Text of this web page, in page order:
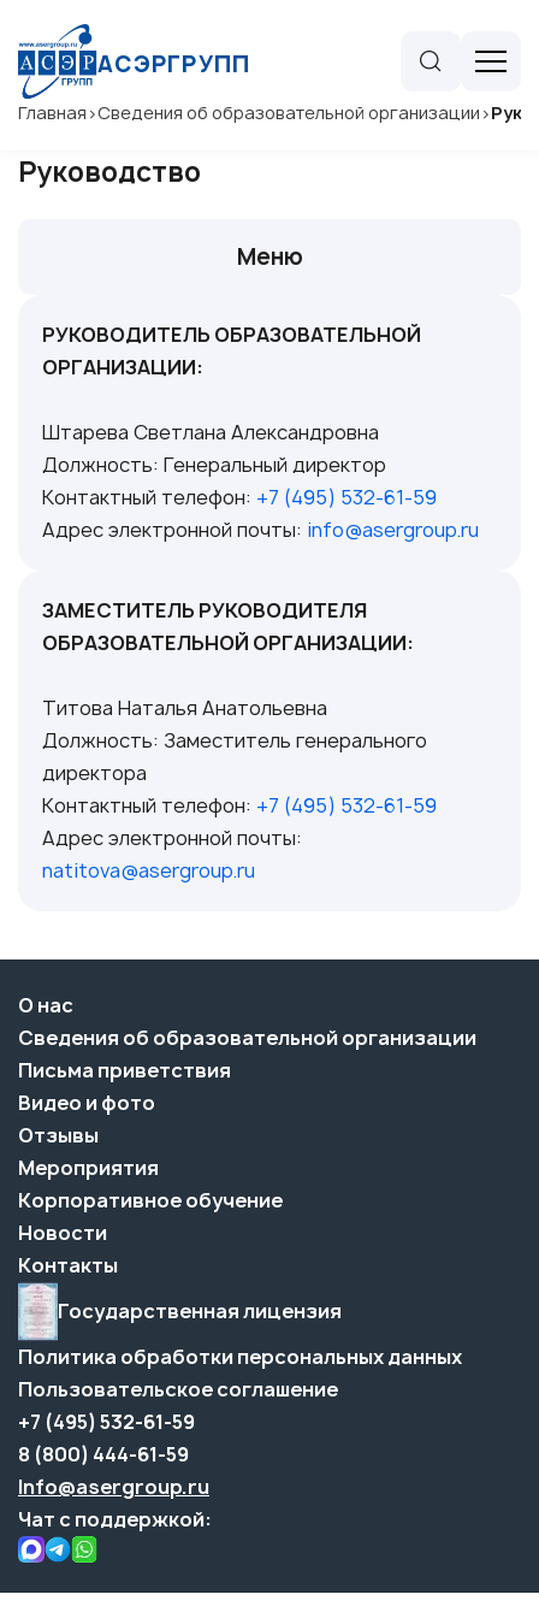
АСЭРГРУПП
Главная >Сведения об образовательной организации >
Руководство
Меню
РУКОВОДИТЕЛЬ ОБРАЗОВАТЕЛЬНОЙ
ОРГАНИЗАЦИИ:
Штарева Светлана Александровна
Должность: Генеральный директор
Контактный телефон: +7 (495) 532-61-59
Адрес электронной почты: info@asergroup.ru
ЗАМЕСТИТЕЛЬ РУКОВОДИТЕЛЯ
ОБРАЗОВАТЕЛЬНОЙ ОРГАНИЗАЦИИ:
Титова Наталья Анатольевна
Должность: Заместитель генерального
директора
Контактный телефон: +7 (495) 532-61-59
Адрес электронной почты:
natitova@asergroup.ru
О нас
Сведения об образовательной организации
Письма приветствия
Видео и фото
Отзывы
Мероприятия
Корпоративное обучение
Новости
Контакты
Государственная лицензия
Политика обработки персональных данных
Пользовательское соглашение
+7 (495) 532-61-59
8 (800) 444-61-59
Info@asergroup.ru
Чат с поддержкой: